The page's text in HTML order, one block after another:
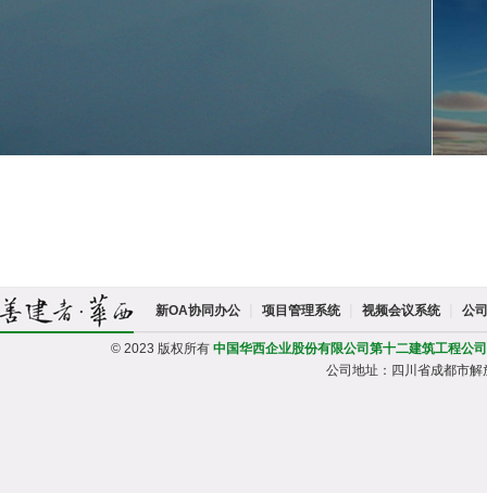
新OA协同办公 项目管理系统 视频会议系统 公
© 2023 版权所有 中国华西企业股份有限公司第十二建筑工程公司
公司地址：四川省成都市